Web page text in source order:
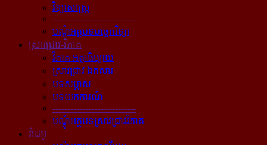
វិទ្យាសាស្ត្រ
----------------------------
បណ្ដុំអត្ថបទបច្ចេកវិទ្យា
ស្រាវជ្រាវ-វិភាគ
វិភាគ អត្ថាធិប្បាយ
ស្រាវជ្រាវ ឯកសារ
បទសម្ភាស
បទយកការណ៍
----------------------------
បណ្ដុំអត្ថបទស្រាវជ្រាវវិភាគ
វីដេអូ